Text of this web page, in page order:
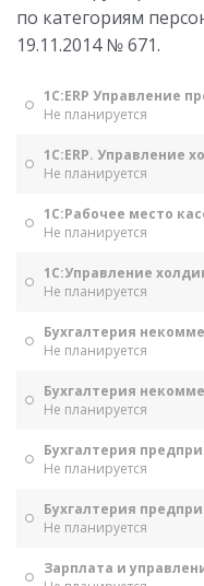
по категориям
19.11.2014 № 671.
1С:ERP Управление
Не планируется
1С:ERP. Управление
Не планируется
1С:Рабочее место
Не планируется
1С:Управление
Не планируется
Бухгалтерия
Не планируется
Бухгалтерия
Не планируется
Бухгалтерия
Не планируется
Бухгалтерия
Не планируется
Зарплата и